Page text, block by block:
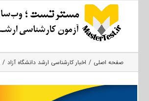
صفحه اصلی اخبار کارشناسی ارشد دانشگاه آزاد